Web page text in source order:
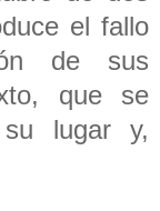
el fallo
de sus
que se
lugar y,